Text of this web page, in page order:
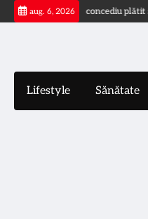
Skip
to
aug. 6, 2026
WHO cere concediu plătit și
Lifestyle Sănătate